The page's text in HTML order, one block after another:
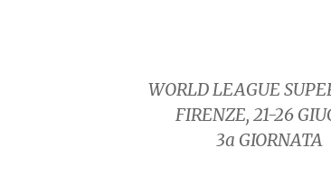
WORLD LEAGUE
FIRENZE, 21-26
3a GIORNATA